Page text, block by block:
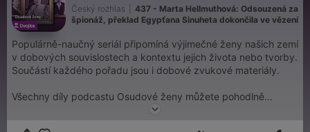
Český rozhlas
437 - Marta Hellmuthová: Odsouzená za
špionáž, překlad Egypťana Sinuheta dokončila ve vězení
Populárně-naučný seriál připomíná výjimečné ženy našich zemí
v dobových souvislostech a kontextu jejich života nebo tvorby.
Součástí každého pořadu jsou i dobové zvukové materiály.
Všechny díly podcastu Osudové ženy můžete pohodlně
poslouchat v mobilní aplikaci mujRozhlas pro